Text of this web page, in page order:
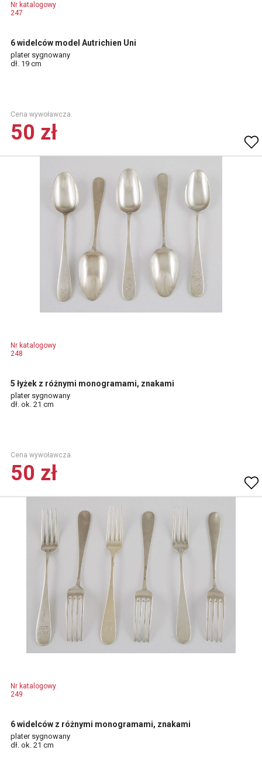
Nr katalogowy
247
6 widelców model Autrichien Uni
plater sygnowany
dł. 19 cm
Cena wywoławcza.
50 zł
Nr katalogowy
248
5 łyżek z różnymi monogramami, znakami
plater sygnowany
dł. ok. 21 cm
Cena wywoławcza.
50 zł
Nr katalogowy
249
6 widelców z różnymi monogramami, znakami
plater sygnowany
dł. ok. 21 cm